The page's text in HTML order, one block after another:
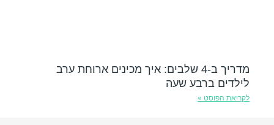
מדריך ב-4 שלבים: איך מכינים ארוחת ערב
לילדים ברבע שעה
לקריאת הפוסט »